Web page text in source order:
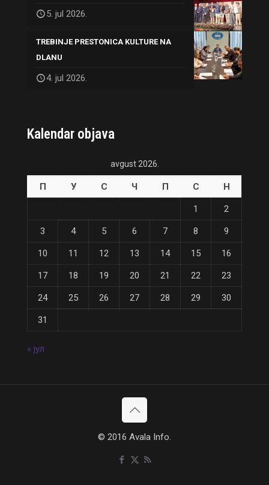
5. jul 2026.
TREBINJE PRESTONICA KULTURE NA
DLANU
4. jul 2026.
Kalendar objava
avgust 2026.
П У С Ч П С Н
1 2
3 4 5 6 7 8 9
10 11 12 13 14 15 16
17 18 19 20 21 22 23
24 25 26 27 28 29 30
31
« јул
© 2016 Avala Info.